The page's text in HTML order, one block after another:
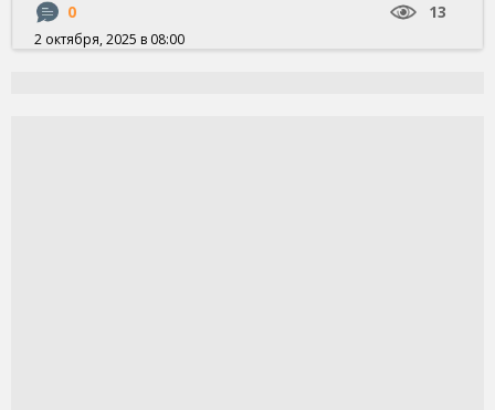
0 13
2 октября, 2025 в 08:00